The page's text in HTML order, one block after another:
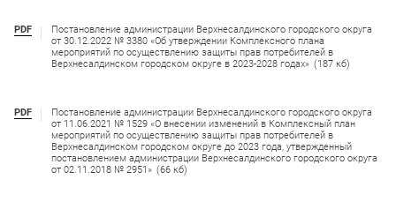
PDF
Постановление администрации Верхнесалдинского городского округа
от 30.12.2022 № 3380 «Об утверждении Комплексного плана
мероприятий по осуществлению защиты прав потребителей в
Верхнесалдинском городском округе в 2023-2028 годах» (187 кб)
PDF
Постановление администрации Верхнесалдинского городского округа
от 11.06.2021 № 1529 «О внесении изменений в Комплексный план
мероприятий по осуществлению защиты прав потребителей в
Верхнесалдинском городском округе до 2023 года, утвержденный
постановлением администрации Верхнесалдинского городского округа
от 02.11.2018 № 2951» (66 кб)